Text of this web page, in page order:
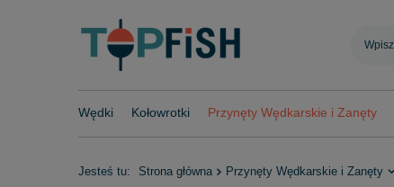
Wędki Kołowrotki Przynęty Wędkarskie i Zanęty
Jesteś tu: Strona główna Przynęty Wędkarskie i Zanęty